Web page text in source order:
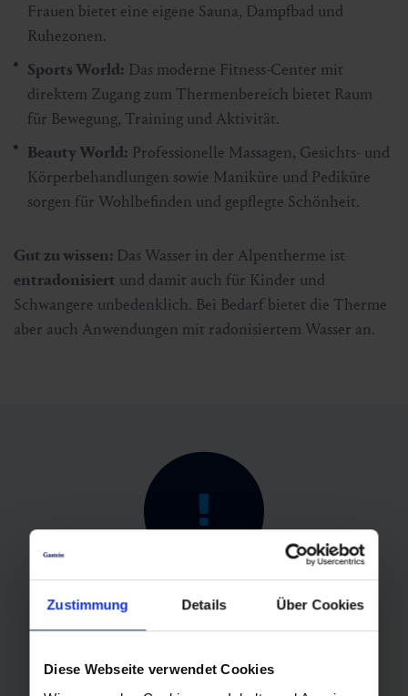
Zustimmung Details Über Cookies
Diese Webseite verwendet Cookies
Frauen bietet eine eigene Sauna, Dampfbad und
Ruhezonen.
Sports World: Das moderne Fitness-Center mit
direktem Zugang zum Thermenbereich bietet Raum
für Bewegung, Training und Aktivität.
Beauty World: Professionelle Massagen, Gesichts- und
Körperbehandlungen sowie Maniküre und Pediküre
sorgen für Wohlbefinden und gepflegte Schönheit.
Gut zu wissen: Das Wasser in der Alpentherme ist
entradonisiert und damit auch für Kinder und
Schwangere unbedenklich. Bei Bedarf bietet die Therme
aber auch Anwendungen mit radonisiertem Wasser an.
Revisionen 2026